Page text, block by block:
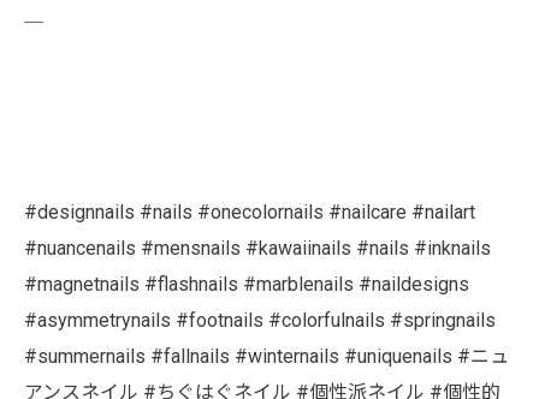
#designnails #nails #onecolornails #nailcare #nailart
#nuancenails #mensnails #kawaiinails #nails #inknails
#magnetnails #flashnails #marblenails #naildesigns
#asymmetrynails #footnails #colorfulnails #springnails
#summernails #fallnails #winternails #uniquenails #ニュ
アンスネイル #ちぐはぐネイル #個性派ネイル #個性的